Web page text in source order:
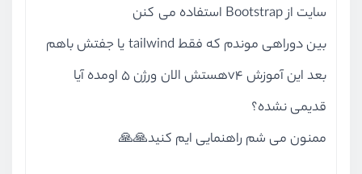
سایت از Bootstrap استفاده می کنن
بین دوراهی موندم که فقط tailwind یا جفتش باهم
بعد این آموزش v4هستش الان ورژن 5 اومده آیا
قدیمی نشده؟
ممنون می شم راهنمایی ایم کنید🙏🙏